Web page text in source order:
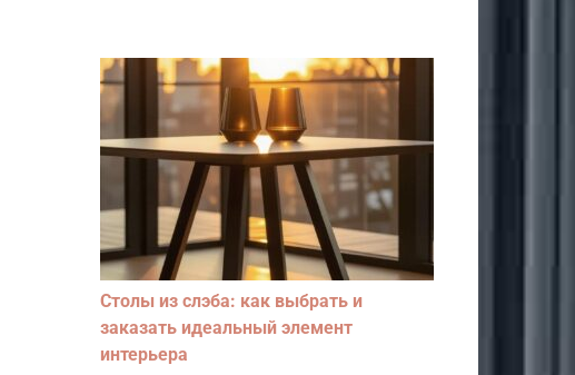
Столы из слэба: как выбрать и
заказать идеальный элемент
интерьера